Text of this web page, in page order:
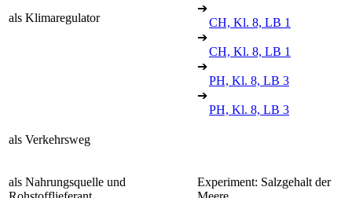
als Klimaregulator
➔
CH, Kl. 8, LB 1
➔
CH, Kl. 8, LB 1
➔
PH, Kl. 8, LB 3
➔
PH, Kl. 8, LB 3
als Verkehrsweg
als Nahrungsquelle und
Experiment: Salzgehalt der